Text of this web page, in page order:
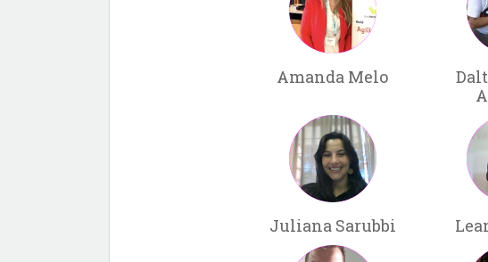
Amanda Melo
Juliana Sarubbi